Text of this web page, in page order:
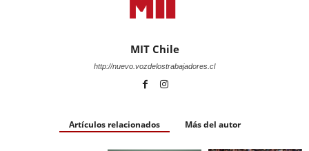
MIT Chile
http://nuevo.vozdelostrabajadores.cl
Artículos relacionados Más del autor